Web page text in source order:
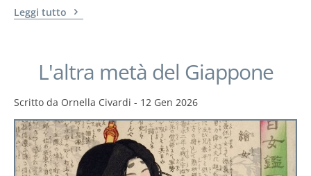
Leggi tutto
L'altra metà del Giappone
Scritto da Ornella Civardi - 12 Gen 2026